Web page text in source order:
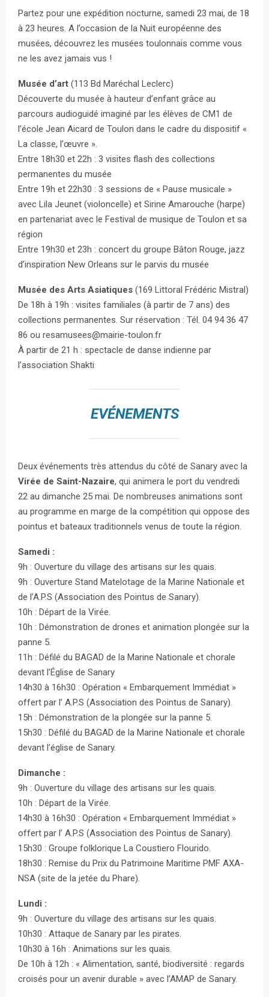
Partez pour une expédition nocturne, samedi 23 mai, de 18
à 23 heures. A l’occasion de la Nuit européenne des
musées, découvrez les musées toulonnais comme vous
ne les avez jamais vus !
Musée d’art (113 Bd Maréchal Leclerc)
Découverte du musée à hauteur d’enfant grâce au
parcours audioguidé imaginé par les élèves de CM1 de
l’école Jean Aicard de Toulon dans le cadre du dispositif «
La classe, l’œuvre ».
Entre 18h30 et 22h : 3 visites flash des collections
permanentes du musée
Entre 19h et 22h30 : 3 sessions de « Pause musicale »
avec Lila Jeunet (violoncelle) et Sirine Amarouche (harpe)
en partenariat avec le Festival de musique de Toulon et sa
région
Entre 19h30 et 23h : concert du groupe Bâton Rouge, jazz
d’inspiration New Orleans sur le parvis du musée
Musée des Arts Asiatiques (169 Littoral Frédéric Mistral)
De 18h à 19h : visites familiales (à partir de 7 ans) des
collections permanentes. Sur réservation : Tél. 04 94 36 47
86 ou resamusees@mairie-toulon.fr
À partir de 21 h : spectacle de danse indienne par
l’association Shakti
EVÉNEMENTS
Deux événements très attendus du côté de Sanary avec la
Virée de Saint-Nazaire, qui animera le port du vendredi
22 au dimanche 25 mai. De nombreuses animations sont
au programme en marge de la compétition qui oppose des
pointus et bateaux traditionnels venus de toute la région.
Samedi :
9h : Ouverture du village des artisans sur les quais.
9h : Ouverture Stand Matelotage de la Marine Nationale et
de l’A.P.S (Association des Pointus de Sanary).
10h : Départ de la Virée.
10h : Démonstration de drones et animation plongée sur la
panne 5.
11h : Défilé du BAGAD de la Marine Nationale et chorale
devant l’Église de Sanary
14h30 à 16h30 : Opération « Embarquement Immédiat »
offert par l’ A.P.S (Association des Pointus de Sanary).
15h : Démonstration de la plongée sur la panne 5.
15h30 : Défilé du BAGAD de la Marine Nationale et chorale
devant l’église de Sanary.
Dimanche :
9h : Ouverture du village des artisans sur les quais.
10h : Départ de la Virée.
14h30 à 16h30 : Opération « Embarquement Immédiat »
offert par l’ A.P.S (Association des Pointus de Sanary).
15h30 : Groupe folklorique La Coustiero Flourido.
18h30 : Remise du Prix du Patrimoine Maritime PMF AXA-
NSA (site de la jetée du Phare).
Lundi :
9h : Ouverture du village des artisans sur les quais.
10h30 : Attaque de Sanary par les pirates.
10h30 à 16h : Animations sur les quais.
De 10h à 12h : « Alimentation, santé, biodiversité : regards
croisés pour un avenir durable » avec l’AMAP de Sanary.